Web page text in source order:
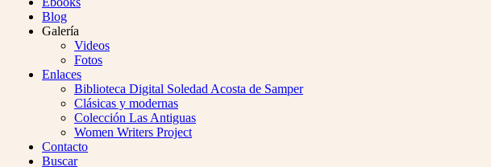
Blog
Galería
Videos
Fotos
Enlaces
Biblioteca Digital Soledad Acosta de Samper
Clásicas y modernas
Colección Las Antiguas
Women Writers Project
Contacto
Buscar